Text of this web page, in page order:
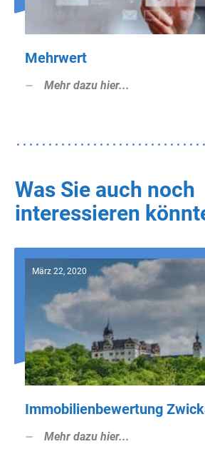
Mehrwert
Mehr dazu hier...
Was Sie auch noch
interessieren
März 22, 2020
Immobilienbewertung
Mehr dazu hier...